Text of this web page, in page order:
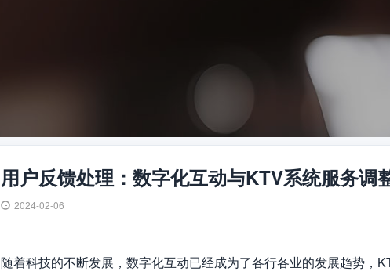
用户反馈处理：数字化互动与KTV系统服务调
2024-02-06
随着科技的不断发展，数字化互动已经成为了各行各业的发展趋势，